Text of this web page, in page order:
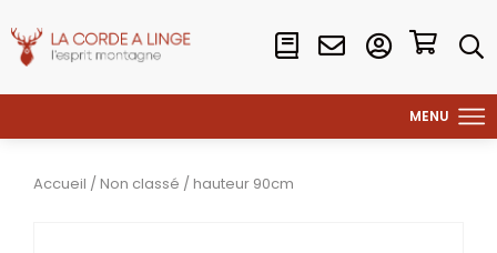
Accueil / Non classé / hauteur 90cm